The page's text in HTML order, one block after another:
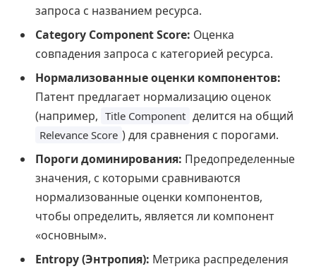
запроса с названием ресурса.
Category Component Score: Оценка
совпадения запроса с категорией ресурса.
Нормализованные оценки компонентов:
Патент предлагает нормализацию оценок
(например, Title Component делится на общий
Relevance Score ) для сравнения с порогами.
Пороги доминирования: Предопределенные
значения, с которыми сравниваются
нормализованные оценки компонентов,
чтобы определить, является ли компонент
«основным».
Entropy (Энтропия): Метрика распределения